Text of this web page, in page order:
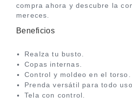
compra ahora y descubre la
mereces.
Beneficios
Realza tu busto.
Copas internas.
Control y moldeo en el torso.
Prenda versátil para todo uso.
Tela con control.